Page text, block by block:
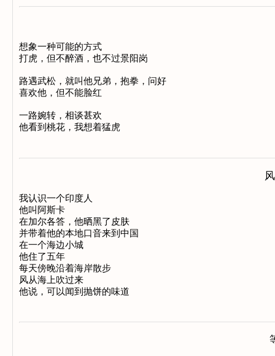
想象一种可能的方式
打虎，但不醉酒，也不过景阳岗
路遇武松，就叫他兄弟，抱拳，问好
喜欢他，但不能脸红
一路婉转，相谈甚欢
我认识一个印度人
他叫阿斯卡
在加尔各答，他晒黑了皮肤
并带着他的本地口音来到中国
在一个海边小城
他住了五年
每天傍晚沿着海岸散步
风从海上吹过来